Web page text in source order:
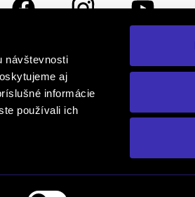
návštevnosti
aj
informácie
používali ich
alebo nás navštívte osobne
spol. s r. o., FINAL - CD plus, s.r.o., FINAL - CD